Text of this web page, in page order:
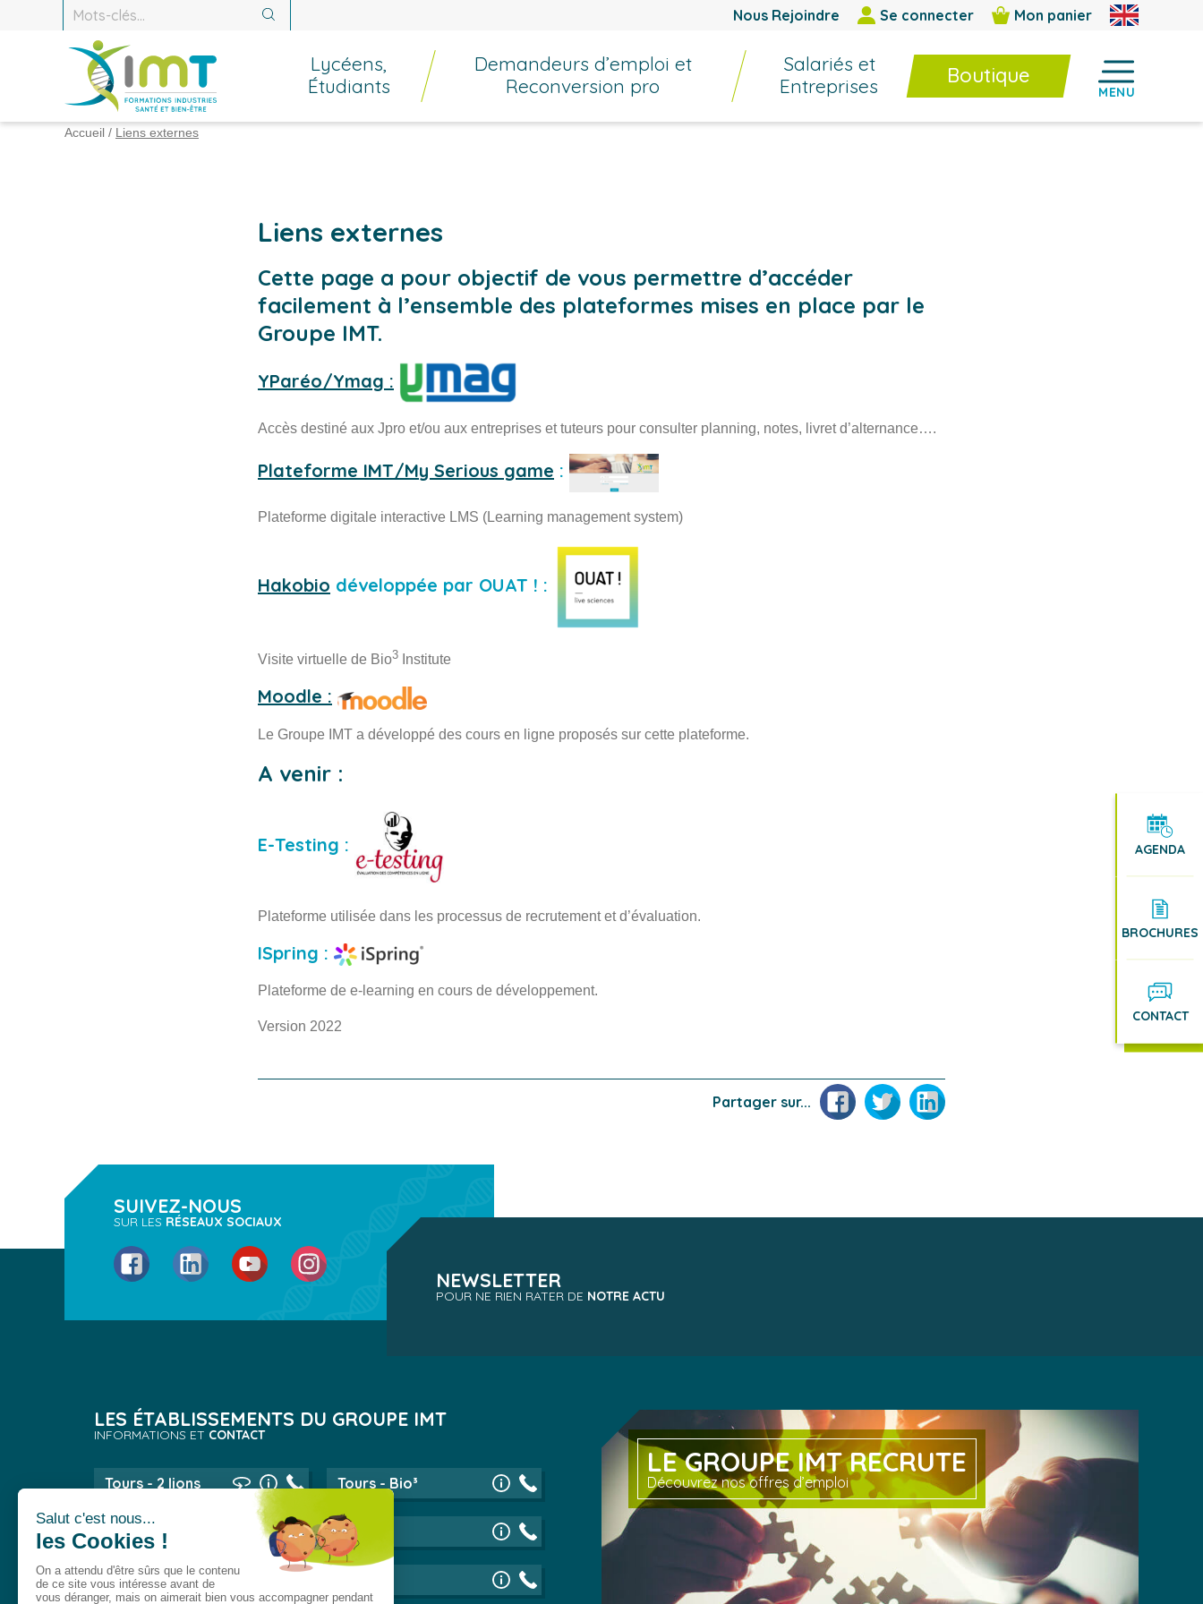
Nous Rejoindre Se connecter Mon panier
AGENDA
BROCHURES
CONTACT
Lycéens,
Étudiants
Demandeurs d’emploi et
Reconversion pro
Salariés et
Entreprises
Boutique
MENU
Recherche : Recherche
Accueil / Liens externes
Liens externes
Cette page a pour objectif de vous permettre d’accéder
facilement à l’ensemble des plateformes mises en place par le
Groupe IMT.
YParéo/Ymag :
Accès destiné aux Jpro et/ou aux entreprises et tuteurs pour consulter planning, notes, livret d’alternance….
Plateforme IMT/My Serious game :
Plateforme digitale interactive LMS (Learning management system)
Hakobio développée par OUAT ! :
Visite virtuelle de Bio3 Institute
Moodle :
Le Groupe IMT a développé des cours en ligne proposés sur cette plateforme.
A venir :
E-Testing :
Plateforme utilisée dans les processus de recrutement et d’évaluation.
ISpring :
Plateforme de e-learning en cours de développement.
Version 2022
Partager sur... FacebookTwitter LinkedIn
SUIVEZ-NOUS
SUR LES RÉSEAUX SOCIAUX
FacebookLinkedIn YouTube Instagram
NEWSLETTER
POUR NE RIEN RATER DE NOTRE ACTU
LES ÉTABLISSEMENTS DU GROUPE IMT
INFORMATIONS ET CONTACT
Tours - 2 lions Tours - Bio³
Lyon Evry
Val-de-Reuil
LE GROUPE IMT RECRUTE
Découvrez nos offres d’emploi